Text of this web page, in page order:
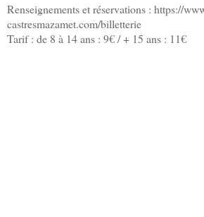
Renseignements et réservations : https://
castresmazamet.com/billetterie
Tarif : de 8 à 14 ans : 9€ / + 15 ans : 11€